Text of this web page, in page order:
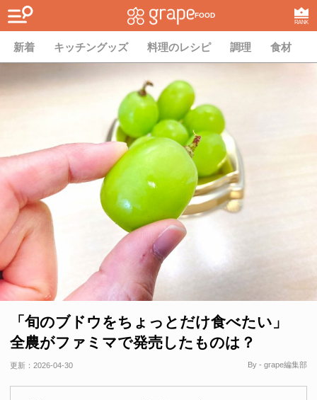
FOOD
RANK
新着 キッチングッズ 料理のレシピ 調理 食材
「旬のブドウをちょっとだけ食べたい」
全農がファミマで発売したものは？
更新： 2026-04-30 By - grape編集部